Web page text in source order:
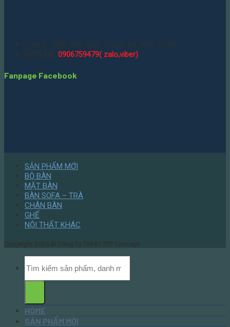
Xưởng : 480/ Bình Quới, Thanh Đa, Bình Thạnh
HOTLINE: 0906759479( zalo,viber)
Fanpage Facebook
SẢN PHẨM MỚI
BỘ BÀN
MẶT BÀN
BÀN SOFA – TRÀ
CHÂN BÀN
GHẾ
NỘI THẤT KHÁC
HOME
SẢN PHẨM MỚI